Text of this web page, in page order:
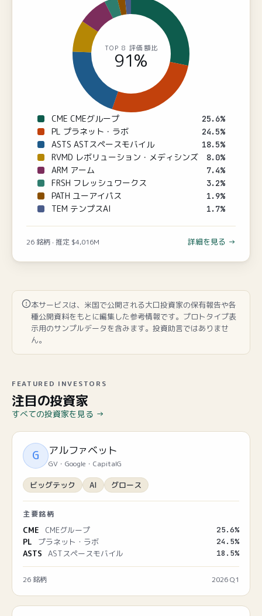
TOP 8 評価額比
91%
CME CMEグループ 25.6%
PL プラネット・ラボ 24.5%
ASTS ASTスペースモバイル 18.5%
RVMD レボリューション・メディシンズ 8.0%
ARM アーム 7.4%
FRSH フレッシュワークス 3.2%
PATH ユーアイパス 1.9%
TEM テンプスAI 1.7%
26 銘柄 · 推定 $4,016M 詳細を見る →
本サービスは、米国で公開される大口投資家の保有報告や各
種公開資料をもとに編集した参考情報です。プロトタイプ表
示用のサンプルデータを含みます。投資助言ではありませ
ん。
FEATURED INVESTORS
注目の投資家
すべての投資家を見る →
G アルファベット
GV・Google・CapitalG
ビッグテック AI グロース
主要銘柄
CME CMEグループ 25.6%
PL プラネット・ラボ 24.5%
ASTS ASTスペースモバイル 18.5%
26 銘柄 2026 Q1